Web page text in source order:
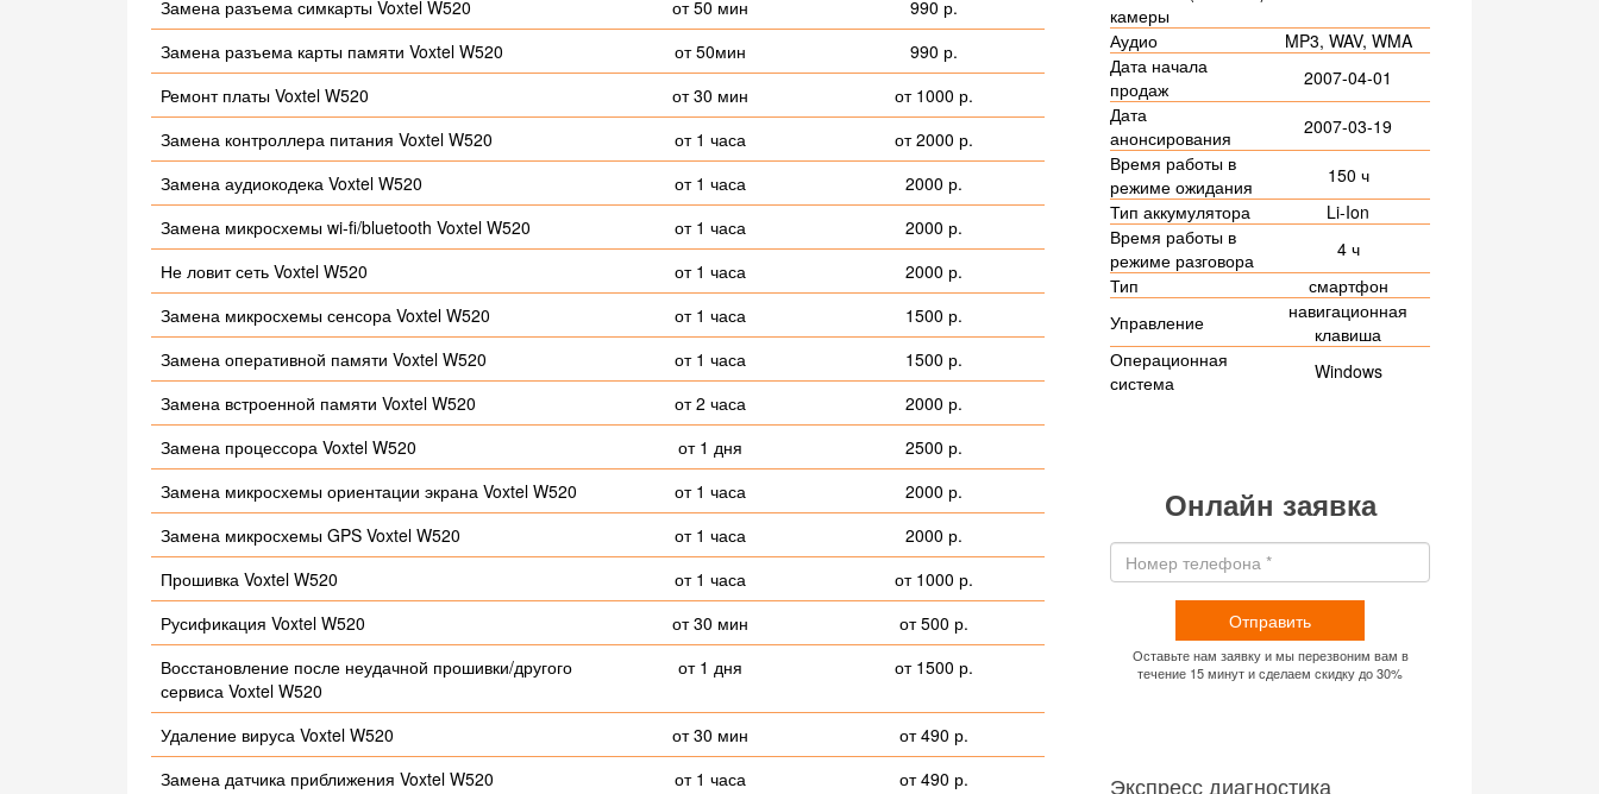
Замена разъема симкарты Voxtel W520
от 50 мин
990 р.
Замена разъема карты памяти Voxtel W520
от 50мин
990 р.
Ремонт платы Voxtel W520
от 30 мин
от 1000 р.
Замена контроллера питания Voxtel W520
от 1 часа
от 2000 р.
Замена аудиокодека Voxtel W520
от 1 часа
2000 р.
Замена микросхемы wi-fi/bluetooth Voxtel W520
от 1 часа
2000 р.
Не ловит сеть Voxtel W520
от 1 часа
2000 р.
Замена микросхемы сенсора Voxtel W520
от 1 часа
1500 р.
Замена оперативной памяти Voxtel W520
от 1 часа
1500 р.
Замена встроенной памяти Voxtel W520
от 2 часа
2000 р.
Замена процессора Voxtel W520
от 1 дня
2500 р.
Замена микросхемы ориентации экрана Voxtel W520
от 1 часа
2000 р.
Замена микросхемы GPS Voxtel W520
от 1 часа
2000 р.
Прошивка Voxtel W520
от 1 часа
от 1000 р.
Русификация Voxtel W520
от 30 мин
от 500 р.
Восстановление после неудачной прошивки/другого
сервиса Voxtel W520
от 1 дня от 1500 р.
Удаление вируса Voxtel W520 от 30 мин
от 490 р.
Замена датчика приближения Voxtel W520
от 1 часа
от 490 р.
камеры
Аудио
MP3, WAV, WMA
Дата начала
продаж
2007-04-01
Дата
анонсирования
2007-03-19
Время работы в
режиме ожидания
150 ч
Тип аккумулятора
Li-Ion
Время работы в
режиме разговора
4 ч
Тип
смартфон
Управление
навигационная
клавиша
Операционная
система
Windows
Онлайн заявка
Отправить
Оставьте нам заявку и мы перезвоним вам в
течение 15 минут и сделаем скидку до 30%
Экспресс диагностика